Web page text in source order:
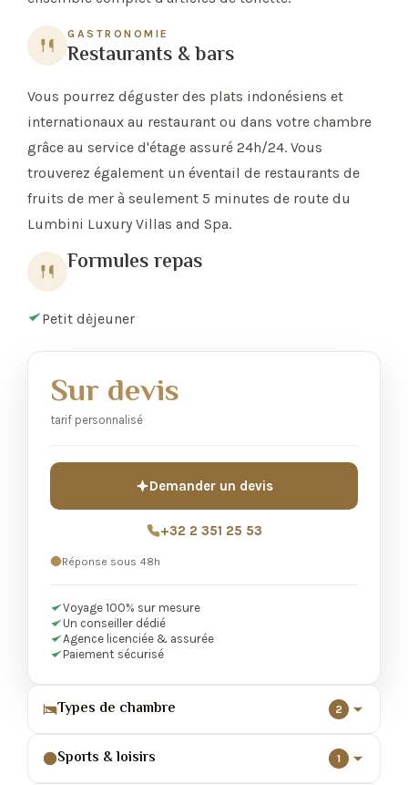
GASTRONOMIE
Restaurants & bars
Vous pourrez déguster des plats indonésiens et
internationaux au restaurant ou dans votre chambre
grâce au service d'étage assuré 24h/24. Vous
trouverez également un éventail de restaurants de
fruits de mer à seulement 5 minutes de route du
Lumbini Luxury Villas and Spa.
Formules repas
Petit dėjeuner
Sur devis
tarif personnalisé
Demander un devis
+32 2 351 25 53
Réponse sous 48h
Voyage 100% sur mesure
Un conseiller dédié
Agence licenciée & assurée
Paiement sécurisé
Types de chambre 2
Sports & loisirs 1